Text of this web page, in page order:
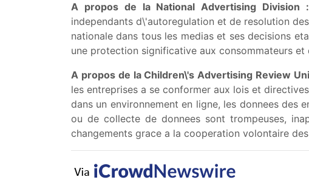
A propos de la National Advertising Division :
independants d\'autoregulation et de resolution
nationale dans tous les medias et ses decisions
une protection significative aux consommateurs
A propos de la Children\'s Advertising Review
les entreprises a se conformer aux lois et
dans un environnement en ligne, les donnees des
ou de collecte de donnees sont trompeuses,
changements grace a la cooperation volontaire